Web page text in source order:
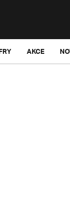
AKCE